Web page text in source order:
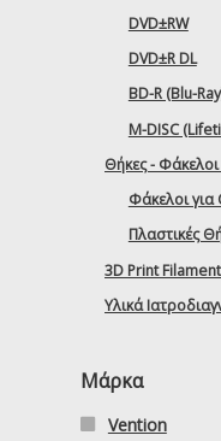
DVD±RW
DVD±R DL
BD-R (Blu-
M-DISC
Θήκες - Φάκελοι
Φάκελοι για
Πλαστικές
3D Print
Υλικά
Μάρκα
Vention